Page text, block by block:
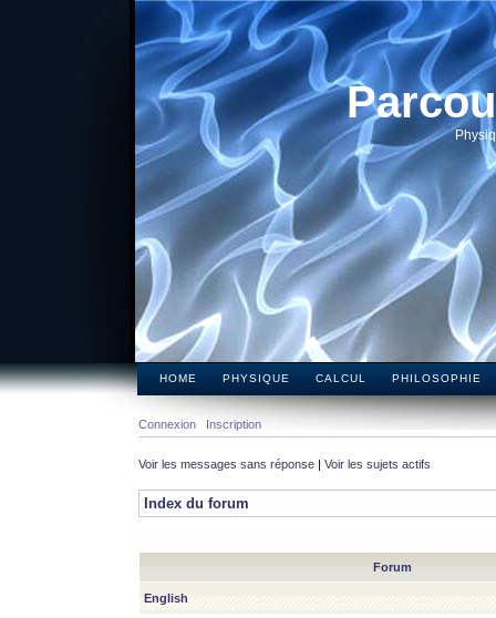
HOME PHYSIQUE CALCUL PHILOSOPHIE
Connexion Inscription
Voir les messages sans réponse | Voir les sujets actifs
Index du forum
Forum
English